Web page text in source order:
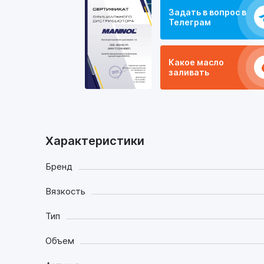
Задать в вопрос в
Телеграм
Какое масло
заливать
Характеристики
Бренд
Вязкость
Тип
Объем